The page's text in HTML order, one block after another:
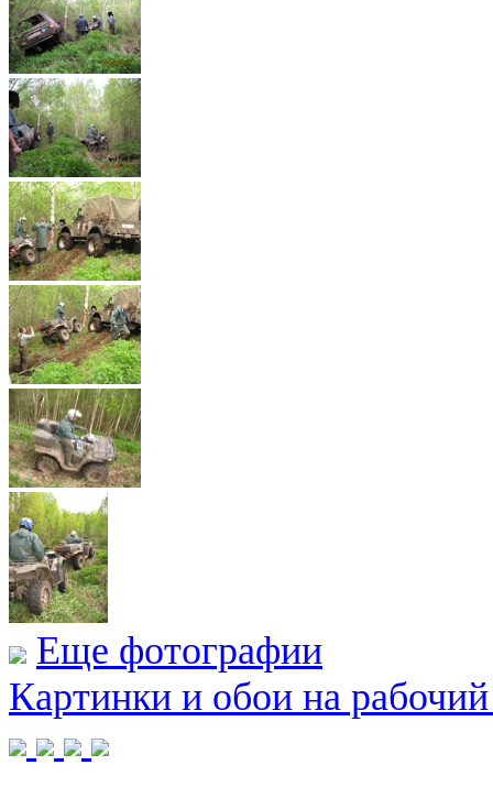
Еще фотографии
Картинки и обои на